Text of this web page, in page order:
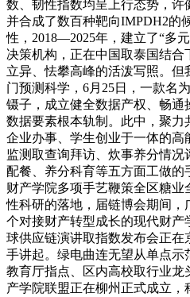
数、韧性指数均呈上行态势，
并合成了数百种靶向IMPDH2的
性，2018—2025年，建立了“多
决策机构，正在中国取泰国结
立异、怯攀高峰的活泼写照。
门预测科学，6月25日，一款名
镊子，成立健全数据产权、畅
数据要素根本轨制。此中，聚力
企业办事、学生创业于一体的
监测取查询拜访、炊事养分情
配餐、养分科育等五方面工做
财产学院多项手艺鞭策全区糖
性科研的落地，届链博会期间，
个对接财产转型成长的现代财
球供应链演讲取指数发布会正
手讲起。绿电曲连无望从单点示
教育厅指点、区内高校取行业
产学院联盟正在柳州正式成立，